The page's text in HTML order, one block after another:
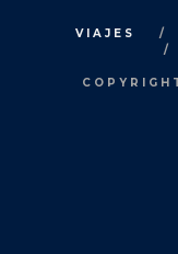
VIAJES